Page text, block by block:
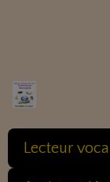
Lecteur vocal